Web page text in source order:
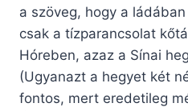
a szöveg, hogy a
csak a tízparancsolat
Hóreben, azaz a Sínai
(Ugyanazt a hegyet két
fontos, mert eredetileg